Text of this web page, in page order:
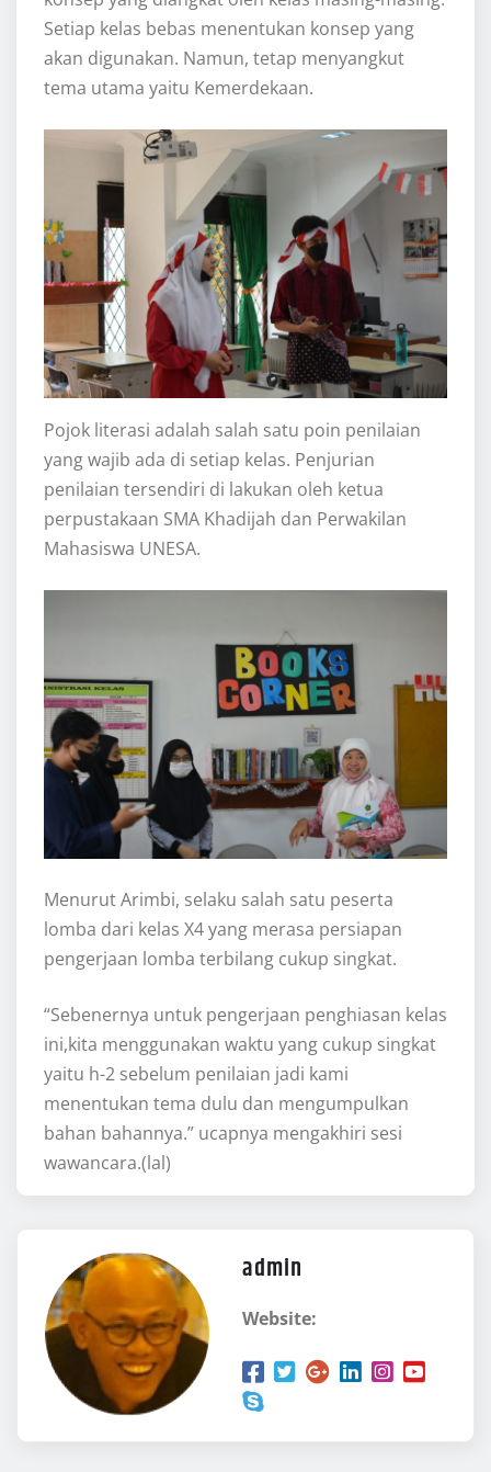
Setiap kelas bebas menentukan konsep yang
akan digunakan. Namun, tetap menyangkut
tema utama yaitu Kemerdekaan.
Pojok literasi adalah salah satu poin penilaian
yang wajib ada di setiap kelas. Penjurian
penilaian tersendiri di lakukan oleh ketua
perpustakaan SMA Khadijah dan Perwakilan
Mahasiswa UNESA.
Menurut Arimbi, selaku salah satu peserta
lomba dari kelas X4 yang merasa persiapan
pengerjaan lomba terbilang cukup singkat.
“Sebenernya untuk pengerjaan penghiasan kelas
ini,kita menggunakan waktu yang cukup singkat
yaitu h-2 sebelum penilaian jadi kami
menentukan tema dulu dan mengumpulkan
bahan bahannya.” ucapnya mengakhiri sesi
wawancara.(lal)
admin
Website: